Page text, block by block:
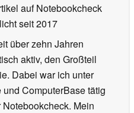
auf Notebookcheck
seit 2017
über zehn Jahren
aktiv, den Großteil
Dabei war ich unter
ComputerBase tätig
Mein